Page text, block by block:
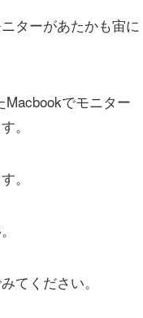
ターがあたかも宙に
でモニター
。
。
てください。